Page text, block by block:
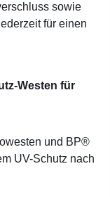
sowie
für einen
Westen für
und BP®
UV-Schutz nach